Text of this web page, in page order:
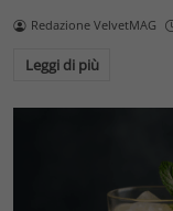
Redazione VelvetMAG
Leggi di più